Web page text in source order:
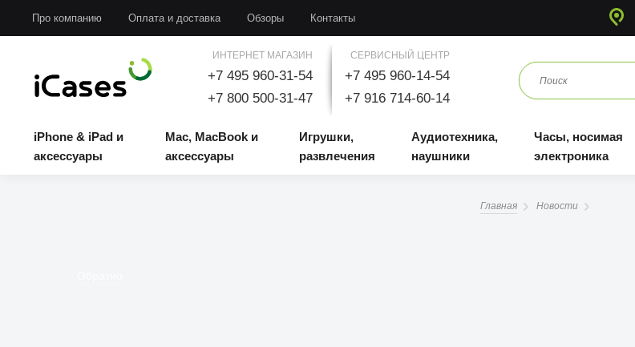
Про компанию Оплата и доставка Обзоры Контакты
ИНТЕРНЕТ МАГАЗИН
+7 495 960-31-54
+7 800 500-31-47
СЕРВИСНЫЙ ЦЕНТР
+7 495 960-14-54
+7 916 714-60-14
iPhone & iPad и
аксессуары
Mac, MacBook и
аксессуары
Игрушки,
развлечения
Аудиотехника,
наушники
Часы, носимая
электроника
Главная Новости